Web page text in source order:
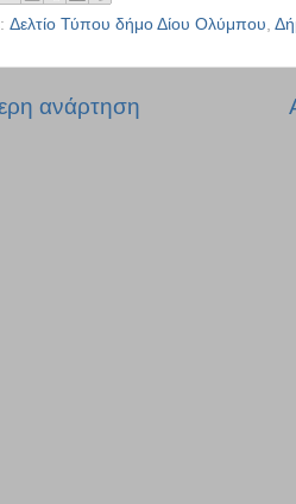
Δελτίο Τύπου δήμο Δίου Ολύμπου
ανάρτηση